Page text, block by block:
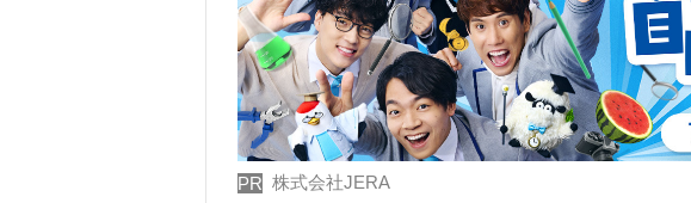
PR 株式会社JERA